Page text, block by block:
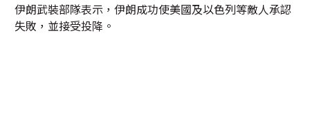
伊朗武裝部隊表示，伊朗成功使美國及以色列等敵人承認
失敗，並接受投降。